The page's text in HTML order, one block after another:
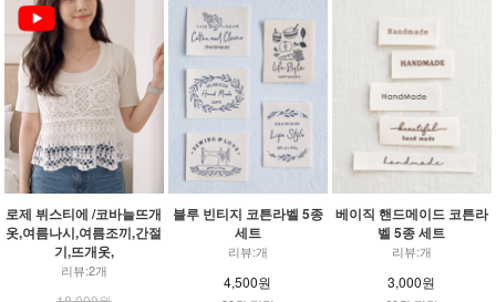
로제 뷔스티에 /코바늘뜨개
옷,여름나시,여름조끼,간절
기,뜨개옷,
리뷰:2개
블루 빈티지 코튼라벨 5종
세트
리뷰:개
4,500원
베이직 핸드메이드 코튼라
벨 5종 세트
리뷰:개
3,000원